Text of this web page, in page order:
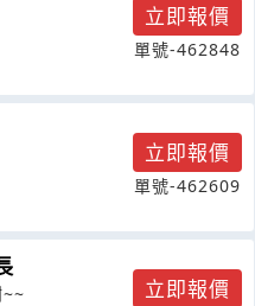
立即報價
單號-462848
立即報價
單號-462609
立即報價